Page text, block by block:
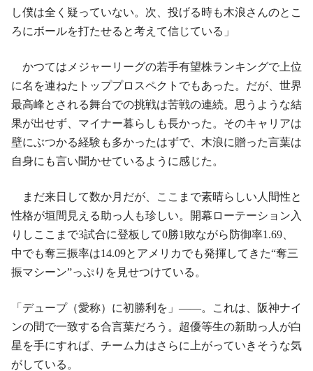
し僕は全く疑っていない。次、投げる時も木浪さんのとこ
ろにボールを打たせると考えて信じている」
かつてはメジャーリーグの若手有望株ランキングで上位
に名を連ねたトッププロスペクトでもあった。だが、世界
最高峰とされる舞台での挑戦は苦戦の連続。思うような結
果が出せず、マイナー暮らしも長かった。そのキャリアは
壁にぶつかる経験も多かったはずで、木浪に贈った言葉は
自身にも言い聞かせているように感じた。
まだ来日して数か月だが、ここまで素晴らしい人間性と
性格が垣間見える助っ人も珍しい。開幕ローテーション入
りしここまで3試合に登板して0勝1敗ながら防御率1.69、
中でも奪三振率は14.09とアメリカでも発揮してきた“奪三
振マシーン”っぷりを見せつけている。
「デュープ（愛称）に初勝利を」――。これは、阪神ナイ
ンの間で一致する合言葉だろう。超優等生の新助っ人が白
星を手にすれば、チーム力はさらに上がっていきそうな気
がしている。